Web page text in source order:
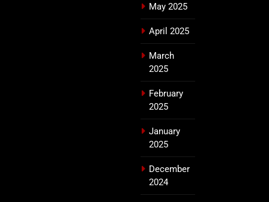
May 2025
April 2025
March
2025
February
2025
January
2025
December
2024